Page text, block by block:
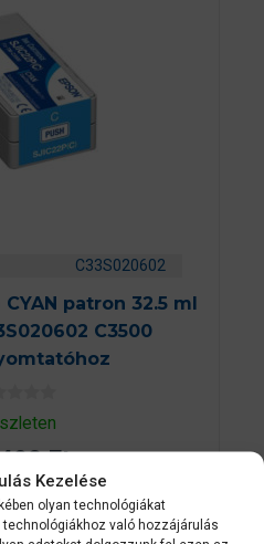
Kezelése
olyan technológiákat
való hozzájárulás
C33S020602
CYAN patron 32.5 ml
C3500
Ft
TESZEM